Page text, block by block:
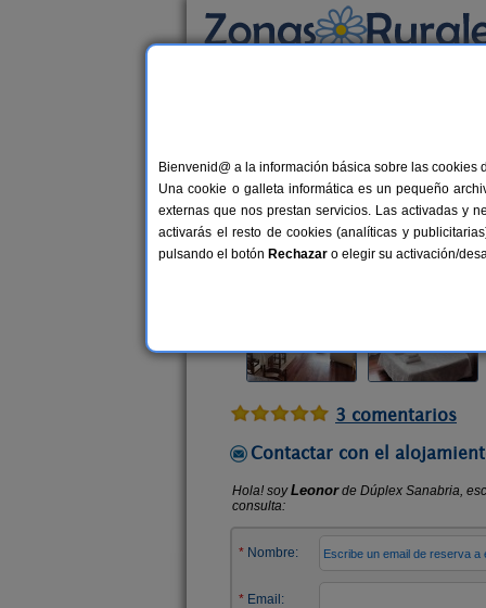
Dúplex Sanabria
Vivienda turística en El Puente de
Alquiler completo 2-8 plazas
3 comentarios
Contactar con el
Bienvenid@ a la información básica sobre las cookies
Una cookie o galleta informática es un pequeño
externas que nos prestan servicios. Las activadas y
activarás el resto de cookies (analíticas y
pulsando el botón Rechazar o elegir su activación/